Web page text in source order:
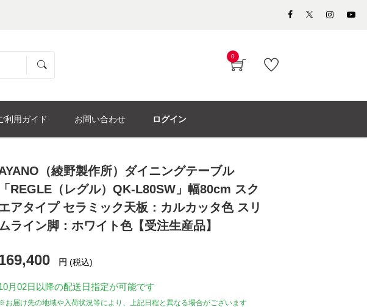
0
利用ガイド お問い合わせ ログイン
（綾野製作所）ダイニングテーブル
「REGLE（レグル）QK-L80SW」幅80cm スク
アタイプ セラミック天板：カルカッタ色 スリ
ライン脚：ホワイト色【受注生産品】
円 (税込)
月02日 以降の配送日指定が可能です
お届け先の地域や入荷状況等により、上記日程と異なる場合がございます